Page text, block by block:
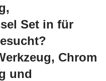
Set in für
Chrom
und